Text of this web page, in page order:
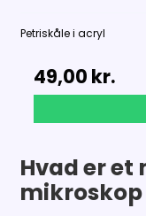
Petriskåle i acryl
49,00 kr.
Hvad er
mikroskop